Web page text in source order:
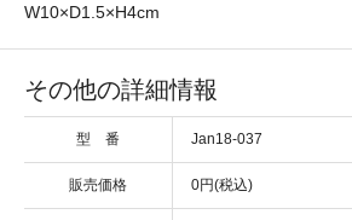
W10×D1.5×H4cm
その他の詳細情報
型 番 Jan18-037
販売価格 0円(税込)